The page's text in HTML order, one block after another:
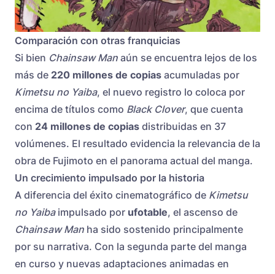
Comparación con otras franquicias
Si bien Chainsaw Man aún se encuentra lejos de los
más de 220 millones de copias acumuladas por
Kimetsu no Yaiba, el nuevo registro lo coloca por
encima de títulos como Black Clover, que cuenta
con 24 millones de copias distribuidas en 37
volúmenes. El resultado evidencia la relevancia de la
obra de Fujimoto en el panorama actual del manga.
Un crecimiento impulsado por la historia
A diferencia del éxito cinematográfico de Kimetsu
no Yaibaimpulsado por ufotable, el ascenso de
Chainsaw Man ha sido sostenido principalmente
por su narrativa. Con la segunda parte del manga
en curso y nuevas adaptaciones animadas en